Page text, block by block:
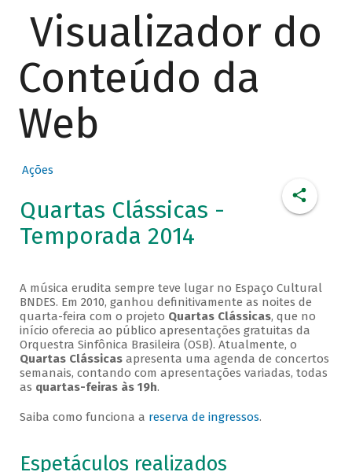
Visualizador do
Conteúdo da
Web
Ações
Quartas Clássicas -
Temporada 2014
A música erudita sempre teve lugar no Espaço Cultural
BNDES. Em 2010, ganhou definitivamente as noites de
quarta-feira com o projeto Quartas Clássicas, que no
início oferecia ao público apresentações gratuitas da
Orquestra Sinfônica Brasileira (OSB). Atualmente, o
Quartas Clássicasapresenta uma agenda de concertos
semanais, contando com apresentações variadas, todas
as quartas-feiras às 19h.
Saiba como funciona a reserva de ingressos.
Espetáculos realizados